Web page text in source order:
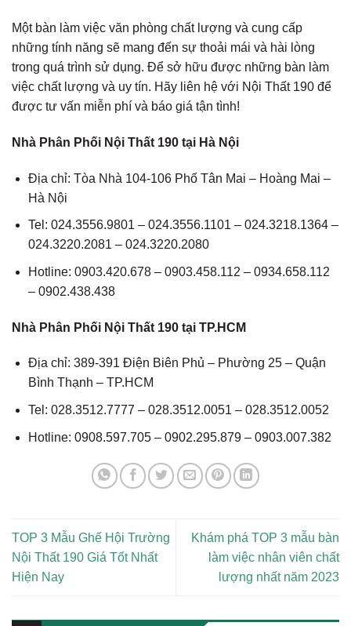
Một bàn làm việc văn phòng chất lượng và cung cấp
những tính năng sẽ mang đến sự thoải mái và hài lòng
trong quá trình sử dụng. Để sở hữu được những bàn làm
việc chất lượng và uy tín. Hãy liên hệ với Nội Thất 190 để
được tư vấn miễn phí và báo giá tận tình!
Nhà Phân Phối Nội Thất 190 tại Hà Nội
Địa chỉ: Tòa Nhà 104-106 Phố Tân Mai – Hoàng Mai –
Hà Nội
Tel: 024.3556.9801 – 024.3556.1101 – 024.3218.1364 –
024.3220.2081 – 024.3220.2080
Hotline: 0903.420.678 – 0903.458.112 – 0934.658.112
– 0902.438.438
Nhà Phân Phối Nội Thất 190 tại TP.HCM
Địa chỉ: 389-391 Điện Biên Phủ – Phường 25 – Quận
Bình Thạnh – TP.HCM
Tel: 028.3512.7777 – 028.3512.0051 – 028.3512.0052
Hotline: 0908.597.705 – 0902.295.879 – 0903.007.382
TOP 3 Mẫu Ghế Hội Trường
Nội Thất 190 Giá Tốt Nhất
Hiện Nay
Khám phá TOP 3 mẫu bàn
làm việc nhân viên chất
lượng nhất năm 2023